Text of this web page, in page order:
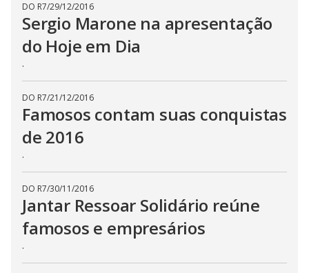
DO R7/29/12/2016
Sergio Marone na apresentação
do Hoje em Dia
.
DO R7/21/12/2016
Famosos contam suas conquistas
de 2016
.
DO R7/30/11/2016
Jantar Ressoar Solidário reúne
famosos e empresários
.